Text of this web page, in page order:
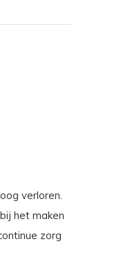
verloren.
het maken
zorg